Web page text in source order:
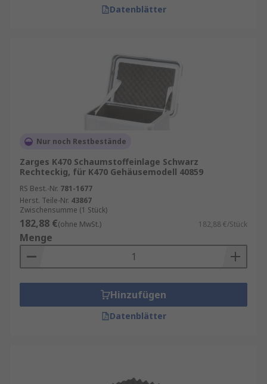
Datenblätter
Nur noch Restbestände
Zarges K470 Schaumstoffeinlage Schwarz
Rechteckig, für K470 Gehäusemodell 40859
RS Best.-Nr. 781-1677
Herst. Teile-Nr. 43867
Zwischensumme (1 Stück)
182,88 €(ohne MwSt.) 182,88 €/Stück
Menge
Hinzufügen
Datenblätter